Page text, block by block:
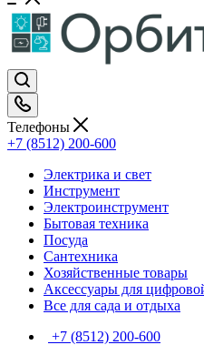
Телефоны
+7 (8512) 200-600
Электрика и свет
Инструмент
Электроинструмент
Бытовая техника
Посуда
Сантехника
Хозяйственные товары
Аксессуары для
Все для сада и отдыха
+7 (8512) 200-600